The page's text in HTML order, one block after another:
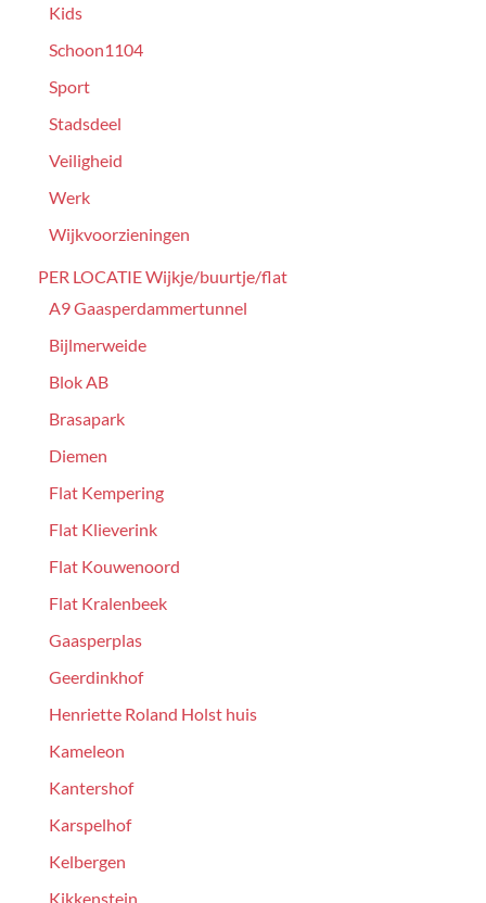
Kids
Schoon1104
Sport
Stadsdeel
Veiligheid
Werk
Wijkvoorzieningen
PER LOCATIE Wijkje/buurtje/flat
A9 Gaasperdammertunnel
Bijlmerweide
Blok AB
Brasapark
Diemen
Flat Kempering
Flat Klieverink
Flat Kouwenoord
Flat Kralenbeek
Gaasperplas
Geerdinkhof
Henriette Roland Holst huis
Kameleon
Kantershof
Karspelhof
Kelbergen
Kikkenstein